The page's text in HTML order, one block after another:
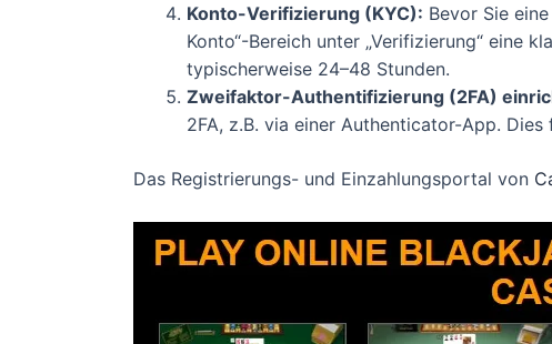
Konto-Verifizierung (KYC): Bevor Sie
Konto“-Bereich unter „Verifizierung“ eine
typischerweise 24–48 Stunden.
Zweifaktor-Authentifizierung (2FA)
2FA, z.B. via einer Authenticator-App.
Das Registrierungs- und Einzahlungsportal von